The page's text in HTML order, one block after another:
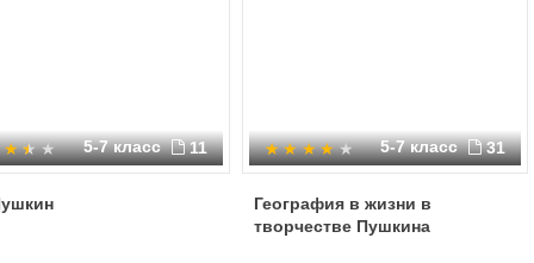
5-7 класс 11 5-7 класс 31
География в жизни в
творчестве Пушкина